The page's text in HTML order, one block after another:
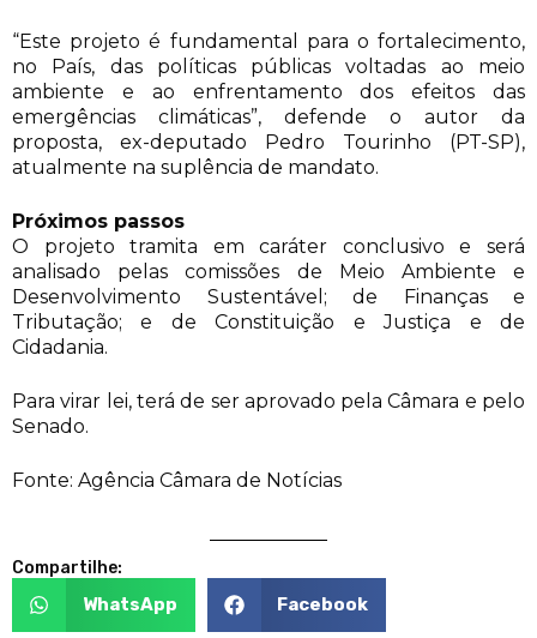
“Este projeto é fundamental para o fortalecimento,
no País, das políticas públicas voltadas ao meio
ambiente e ao enfrentamento dos efeitos das
emergências climáticas”, defende o autor da
proposta, ex-deputado Pedro Tourinho (PT-SP),
atualmente na suplência de mandato.
Próximos passos
O projeto tramita em caráter conclusivo e será
analisado pelas comissões de Meio Ambiente e
Desenvolvimento Sustentável; de Finanças e
Tributação; e de Constituição e Justiça e de
Cidadania.
Para virar lei, terá de ser aprovado pela Câmara e pelo
Senado.
Fonte: Agência Câmara de Notícias
Compartilhe:
WhatsApp Facebook